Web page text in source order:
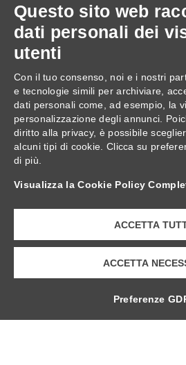
Tel +39 045
Shop Online Orari
Regolamento
Whistleblowing
TERME DELLA VALPOLICELLA
p.iva 01283500237, Via
Questo sito web
dati personali dei
utenti
Con il tuo consenso, noi e i nostri
e tecnologie simili per archiviare,
dati personali come, ad esempio, la
personalizzazione degli annunci.
diritto alla privacy, è possibile
alcuni tipi di cookie. Clicca su
di più.
Visualizza la Cookie Policy
ACCETTA
ACCETTA
Preferenze